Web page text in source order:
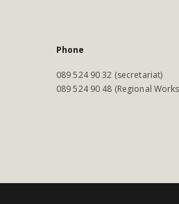
Phone
089 524 90 32 (secretariat)
089 524 90 48 (Regional